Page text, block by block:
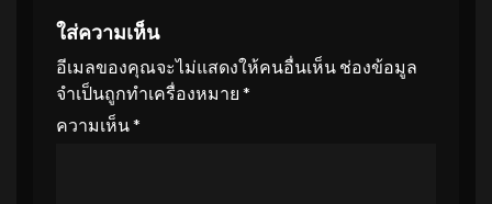
ใส่ความเห็น
อีเมลของคุณจะไม่แสดงให้คนอื่นเห็น ช่องข้อมูล
จำเป็นถูกทำเครื่องหมาย *
ความเห็น*